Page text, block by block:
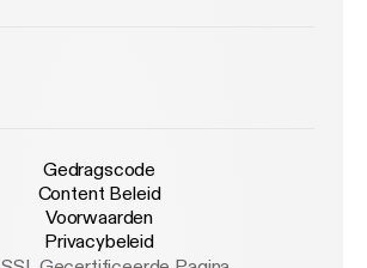
Gedragscode
Content Beleid
Voorwaarden
Privacybeleid